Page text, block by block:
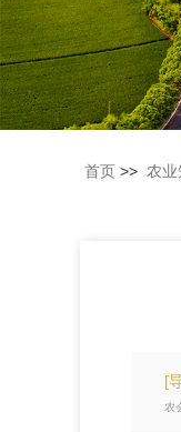
首页 >> 农
[
农